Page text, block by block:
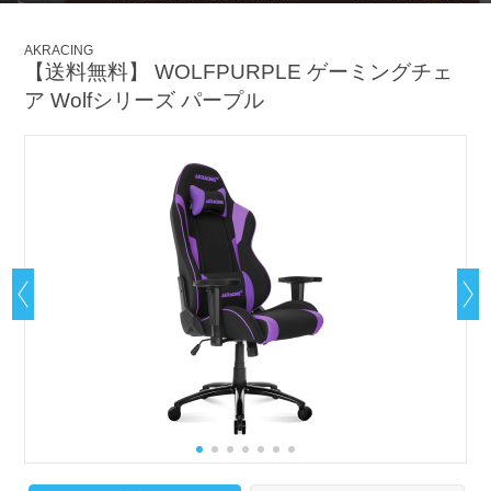
AKRACING
【送料無料】 WOLFPURPLE ゲーミングチェ
ア Wolfシリーズ パープル